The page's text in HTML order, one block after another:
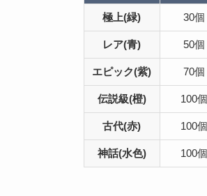
極上(緑) 30個
レア(青) 50個
エピック(紫) 70個
伝説級(橙) 100個
古代(赤) 100個
神話(水色) 100個